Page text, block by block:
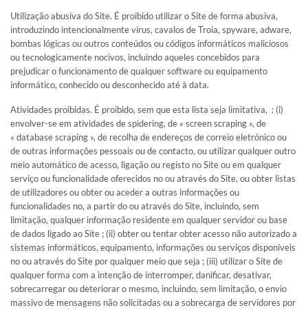
Utilização abusiva do Site. É proibido utilizar o Site de forma abusiva,
introduzindo intencionalmente vírus, cavalos de Troia, spyware, adware,
bombas lógicas ou outros conteúdos ou códigos informáticos maliciosos
ou tecnologicamente nocivos, incluindo aqueles concebidos para
prejudicar o funcionamento de qualquer software ou equipamento
informático, conhecido ou desconhecido até à data.
Atividades proibidas. É proibido, sem que esta lista seja limitativa, : (i)
envolver-se em atividades de spidering, de « screen scraping », de
« database scraping », de recolha de endereços de correio eletrónico ou
de outras informações pessoais ou de contacto, ou utilizar qualquer outro
meio automático de acesso, ligação ou registo no Site ou em qualquer
serviço ou funcionalidade oferecidos no ou através do Site, ou obter listas
de utilizadores ou obter ou aceder a outras informações ou
funcionalidades no, a partir do ou através do Site, incluindo, sem
limitação, qualquer informação residente em qualquer servidor ou base
de dados ligado ao Site ; (ii) obter ou tentar obter acesso não autorizado a
sistemas informáticos, equipamento, informações ou serviços disponíveis
no ou através do Site por qualquer meio que seja ; (iii) utilizar o Site de
qualquer forma com a intenção de interromper, danificar, desativar,
sobrecarregar ou deteriorar o mesmo, incluindo, sem limitação, o envio
massivo de mensagens não solicitadas ou a sobrecarga de servidores por